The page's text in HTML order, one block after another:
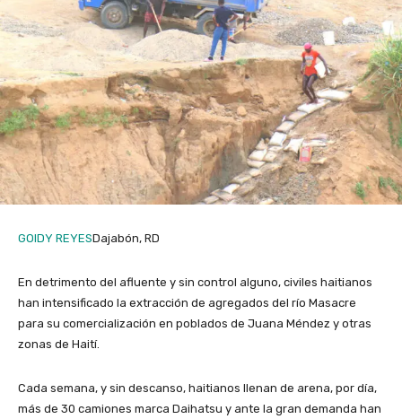
GOIDY REYESDajabón, RD
En detrimento del afluente y sin control alguno, civiles haitianos
han intensificado la extracción de agregados del río Masacre
para su comercialización en poblados de Juana Méndez y otras
zonas de Haití.
Cada semana, y sin descanso, haitianos llenan de arena, por día,
más de 30 camiones marca Daihatsu y ante la gran demanda han